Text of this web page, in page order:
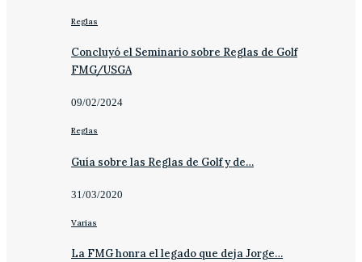
Reglas
Concluyó el Seminario sobre Reglas de Golf
FMG/USGA
09/02/2024
Reglas
Guía sobre las Reglas de Golf y de…
31/03/2020
Varias
La FMG honra el legado que deja Jorge…